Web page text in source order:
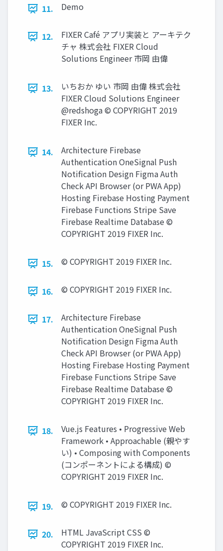
11. Demo
12.
FIXER Café アプリ実装と アーキテク
チャ 株式会社 FIXER Cloud
Solutions Engineer 市岡 由偉
13.
いちおか ゆい 市岡 由偉 株式会社
FIXER Cloud Solutions Engineer
@redshoga © COPYRIGHT 2019
FIXER Inc.
14.
Architecture Firebase
Authentication OneSignal Push
Notification Design Figma Auth
Check API Browser (or PWA App)
Hosting Firebase Hosting Payment
Firebase Functions Stripe Save
Firebase Realtime Database ©
COPYRIGHT 2019 FIXER Inc.
15. © COPYRIGHT 2019 FIXER Inc.
16. © COPYRIGHT 2019 FIXER Inc.
17.
Architecture Firebase
Authentication OneSignal Push
Notification Design Figma Auth
Check API Browser (or PWA App)
Hosting Firebase Hosting Payment
Firebase Functions Stripe Save
Firebase Realtime Database ©
COPYRIGHT 2019 FIXER Inc.
18.
Vue.js Features • Progressive Web
Framework • Approachable (親やす
い) • Composing with Components
(コンポーネントによる構成) ©
COPYRIGHT 2019 FIXER Inc.
19. © COPYRIGHT 2019 FIXER Inc.
20.
HTML JavaScript CSS ©
COPYRIGHT 2019 FIXER Inc.